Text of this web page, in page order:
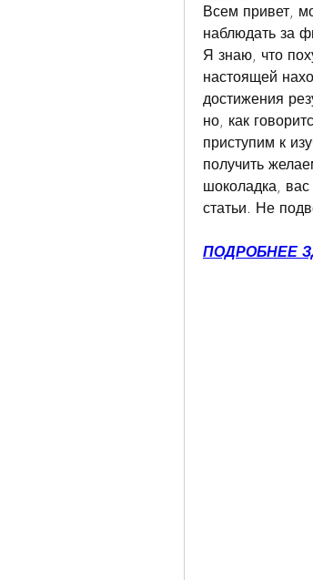
Всем привет,
наблюдать за
Я знаю, что
настоящей
достижения
но, как
приступим к
получить
шоколадка,
статьи. Не
ПОДРОБНЕЕ